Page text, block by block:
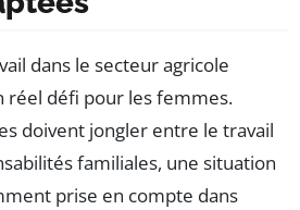
dans le secteur agricole
réel défi pour les femmes.
doivent jongler entre le travail
familiales, une situation
prise en compte dans